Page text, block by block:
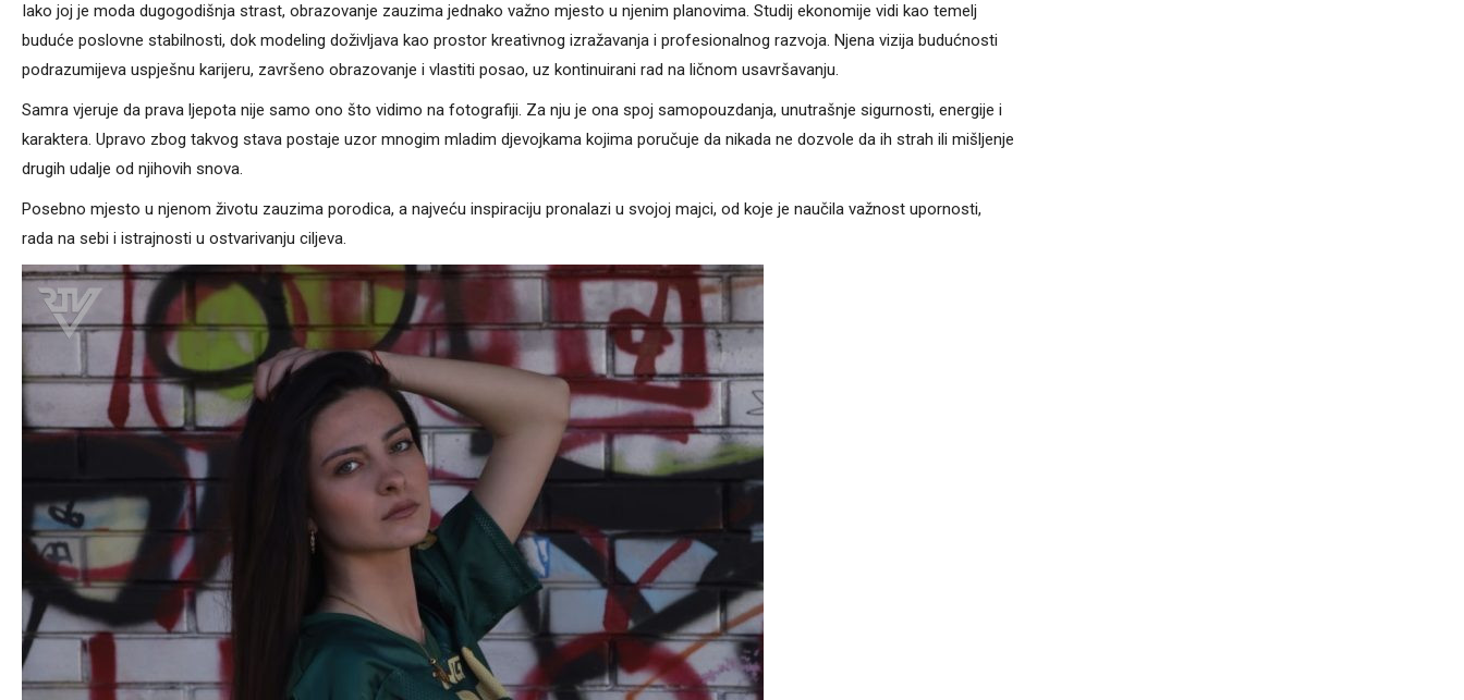
Iako joj je moda dugogodišnja strast, obrazovanje zauzima jednako važno mjesto u njenim planovima. Studij ekonomije vidi kao temelj
buduće poslovne stabilnosti, dok modeling doživljava kao prostor kreativnog izražavanja i profesionalnog razvoja. Njena vizija budućnosti
podrazumijeva uspješnu karijeru, završeno obrazovanje i vlastiti posao, uz kontinuirani rad na ličnom usavršavanju.
Samra vjeruje da prava ljepota nije samo ono što vidimo na fotografiji. Za nju je ona spoj samopouzdanja, unutrašnje sigurnosti, energije i
karaktera. Upravo zbog takvog stava postaje uzor mnogim mladim djevojkama kojima poručuje da nikada ne dozvole da ih strah ili mišljenje
drugih udalje od njihovih snova.
Posebno mjesto u njenom životu zauzima porodica, a najveću inspiraciju pronalazi u svojoj majci, od koje je naučila važnost upornosti,
rada na sebi i istrajnosti u ostvarivanju ciljeva.